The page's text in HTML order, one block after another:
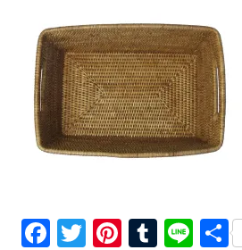
Shopping
Contact
Blog
Facebook
TwitterPinterest
Tumblr
Line共